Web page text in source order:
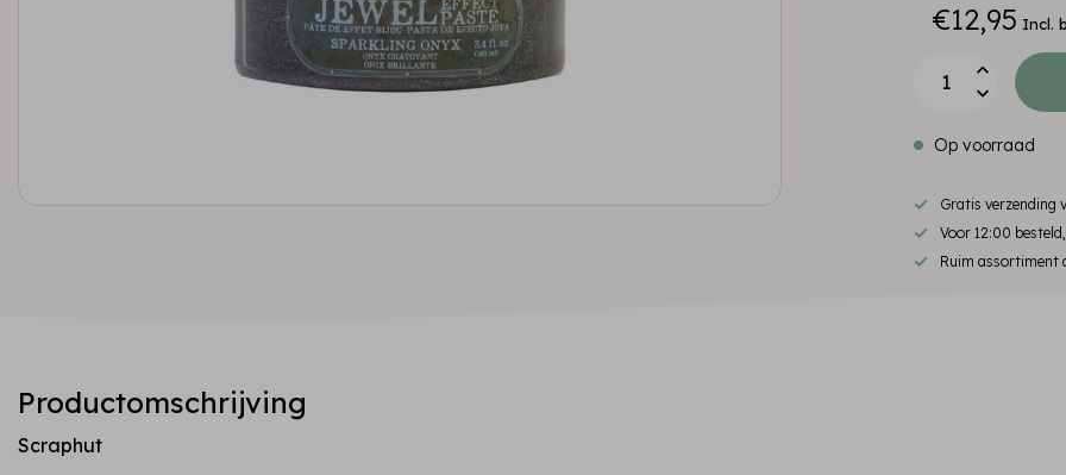
€12,95 Incl.
Op voorraad
Gratis
Voor 12:00
Ruim assortiment
Productomschrijving
Scraphut